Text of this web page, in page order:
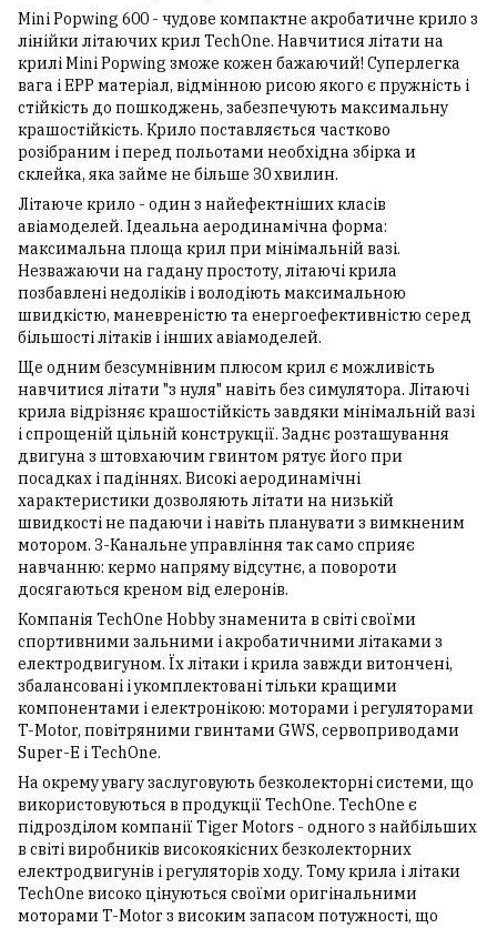
Mini Popwing 600 - чудове компактне акробатичне крило з
лінійки літаючих крил TechOne. Навчитися літати на
крилі Mini Popwing зможе кожен бажаючий! Суперлегка
вага і EPP матеріал, відмінною рисою якого є пружність і
стійкість до пошкоджень, забезпечують максимальну
крашостійкість. Крило поставляється частково
розібраним і перед польотами необхідна збірка и
склейка, яка займе не більше 30 хвилин.
Літаюче крило - один з найефектніших класів
авіамоделей. Ідеальна аеродинамічна форма:
максимальна площа крил при мінімальній вазі.
Незважаючи на гадану простоту, літаючі крила
позбавлені недоліків і володіють максимальною
швидкістю, маневреністю та енергоефективністю серед
більшості літаків і інших авіамоделей.
Ще одним безсумнівним плюсом крил є можливість
навчитися літати "з нуля" навіть без симулятора. Літаючі
крила відрізняє крашостійкість завдяки мінімальній вазі
і спрощеній цільній конструкції. Заднє розташування
двигуна з штовхаючим гвинтом рятує його при
посадках і падіннях. Високі аеродинамічні
характеристики дозволяють літати на низькій
швидкості не падаючи і навіть планувати з вимкненим
мотором. 3-Канальне управління так само сприяє
навчанню: кермо напряму відсутнє, а повороти
досягаються креном від елеронів.
Компанія TechOne Hobby знаменита в світі своїми
спортивними зальними і акробатичними літаками з
електродвигуном. Їх літаки і крила завжди витончені,
збалансовані і укомплектовані тільки кращими
компонентами і електронікою: моторами і регуляторами
T-Motor, повітряними гвинтами GWS, сервоприводами
Super-E і TechOne.
На окрему увагу заслуговують безколекторні системи, що
використовуються в продукції TechOne. TechOne є
підрозділом компанії Tiger Motors - одного з найбільших
в світі виробників високоякісних безколекторних
електродвигунів і регуляторів ходу. Тому крила і літаки
TechOne високо цінуються своїми оригінальними
моторами T-Motor з високим запасом потужності, що